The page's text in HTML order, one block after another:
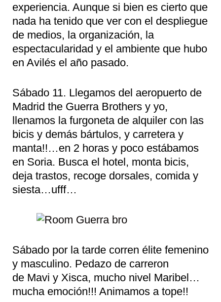
experiencia. Aunque si bien es cierto que
nada ha tenido que ver con el despliegue
de medios, la organización, la
espectacularidad y el ambiente que hubo
en Avilés el año pasado.
Sábado 11. Llegamos del aeropuerto de
Madrid the Guerra Brothers y yo,
llenamos la furgoneta de alquiler con las
bicis y demás bártulos, y carretera y
manta!!…en 2 horas y poco estábamos
en Soria. Busca el hotel, monta bicis,
deja trastos, recoge dorsales, comida y
siesta…ufff…
Sábado por la tarde corren élite femenino
y masculino. Pedazo de carreron
de Mavi y Xisca, mucho nivel Maribel…
mucha emoción!!! Animamos a tope!!